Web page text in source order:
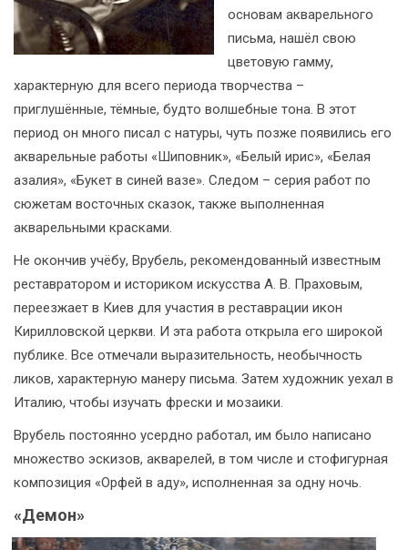
основам акварельного
письма, нашёл свою
цветовую гамму,
характерную для всего периода творчества –
приглушённые, тёмные, будто волшебные тона. В этот
период он много писал с натуры, чуть позже появились его
акварельные работы «Шиповник», «Белый ирис», «Белая
азалия», «Букет в синей вазе». Следом – серия работ по
сюжетам восточных сказок, также выполненная
акварельными красками.
Не окончив учёбу, Врубель, рекомендованный известным
реставратором и историком искусства А. В. Праховым,
переезжает в Киев для участия в реставрации икон
Кирилловской церкви. И эта работа открыла его широкой
публике. Все отмечали выразительность, необычность
ликов, характерную манеру письма. Затем художник уехал в
Италию, чтобы изучать фрески и мозаики.
Врубель постоянно усердно работал, им было написано
множество эскизов, акварелей, в том числе и стофигурная
композиция «Орфей в аду», исполненная за одну ночь.
«Демон»